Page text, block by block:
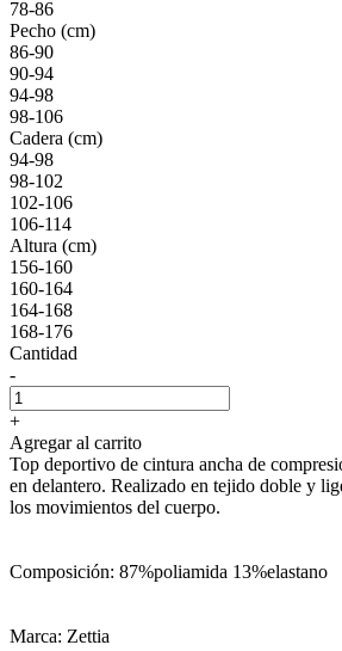
78-86
Pecho (cm)
86-90
90-94
94-98
98-106
Cadera (cm)
94-98
98-102
102-106
106-114
Altura (cm)
156-160
160-164
164-168
168-176
Cantidad
-
+
Agregar al carrito
Top deportivo de cintura ancha de
en delantero. Realizado en tejido doble y
los movimientos del cuerpo.
Composición: 87%poliamida 13%elastano
Marca: Zettia